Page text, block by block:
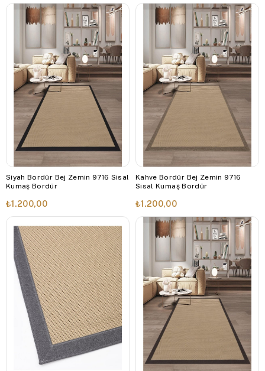
Siyah Bordür Bej Zemin 9716 Sisal
Kumaş Bordür
₺1.200,00
Kahve Bordür Bej Zemin 9716
Sisal Kumaş Bordür
₺1.200,00